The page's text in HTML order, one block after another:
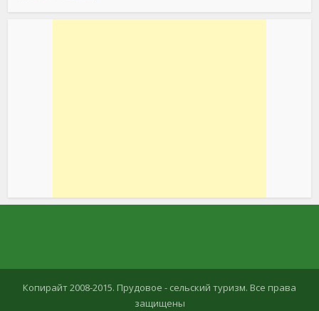
Копирайт 2008-2015. Прудовое - сельский туризм. Все права
защищены